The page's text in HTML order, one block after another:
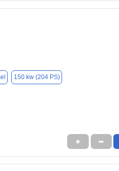
150 kw (204 PS)
★ ➦